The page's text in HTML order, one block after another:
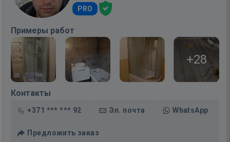
PRO
Примеры работ
+28
Контакты
+371 *** *** 92 Эл. почта WhatsApp
Предложить заказ